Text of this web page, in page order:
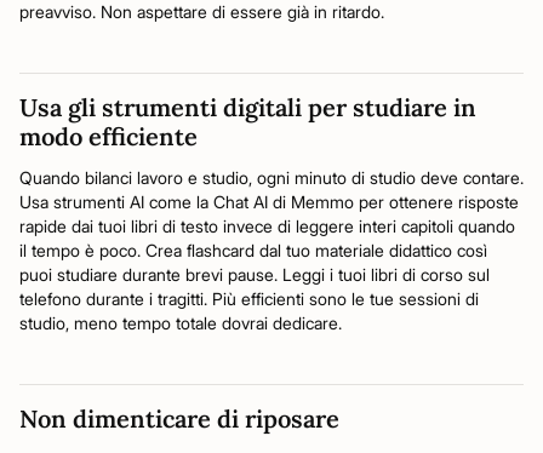
preavviso. Non aspettare di essere già in ritardo.
Usa gli strumenti digitali per studiare in
modo efficiente
Quando bilanci lavoro e studio, ogni minuto di studio deve contare.
Usa strumenti AI come la Chat AI di Memmo per ottenere risposte
rapide dai tuoi libri di testo invece di leggere interi capitoli quando
il tempo è poco. Crea flashcard dal tuo materiale didattico così
puoi studiare durante brevi pause. Leggi i tuoi libri di corso sul
telefono durante i tragitti. Più efficienti sono le tue sessioni di
studio, meno tempo totale dovrai dedicare.
Non dimenticare di riposare